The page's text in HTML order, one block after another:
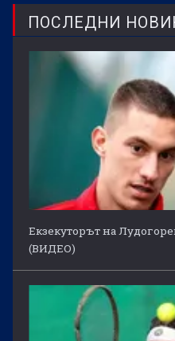
ПОСЛЕДНИ
Екзекуторът на
(ВИДЕО)